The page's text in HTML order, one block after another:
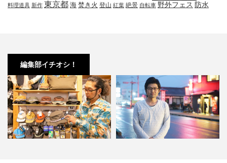
料理道具 新作 東京都 海 焚き火 登山 紅葉 絶景 自転車 野外フェス 防水
編集部イチオシ！